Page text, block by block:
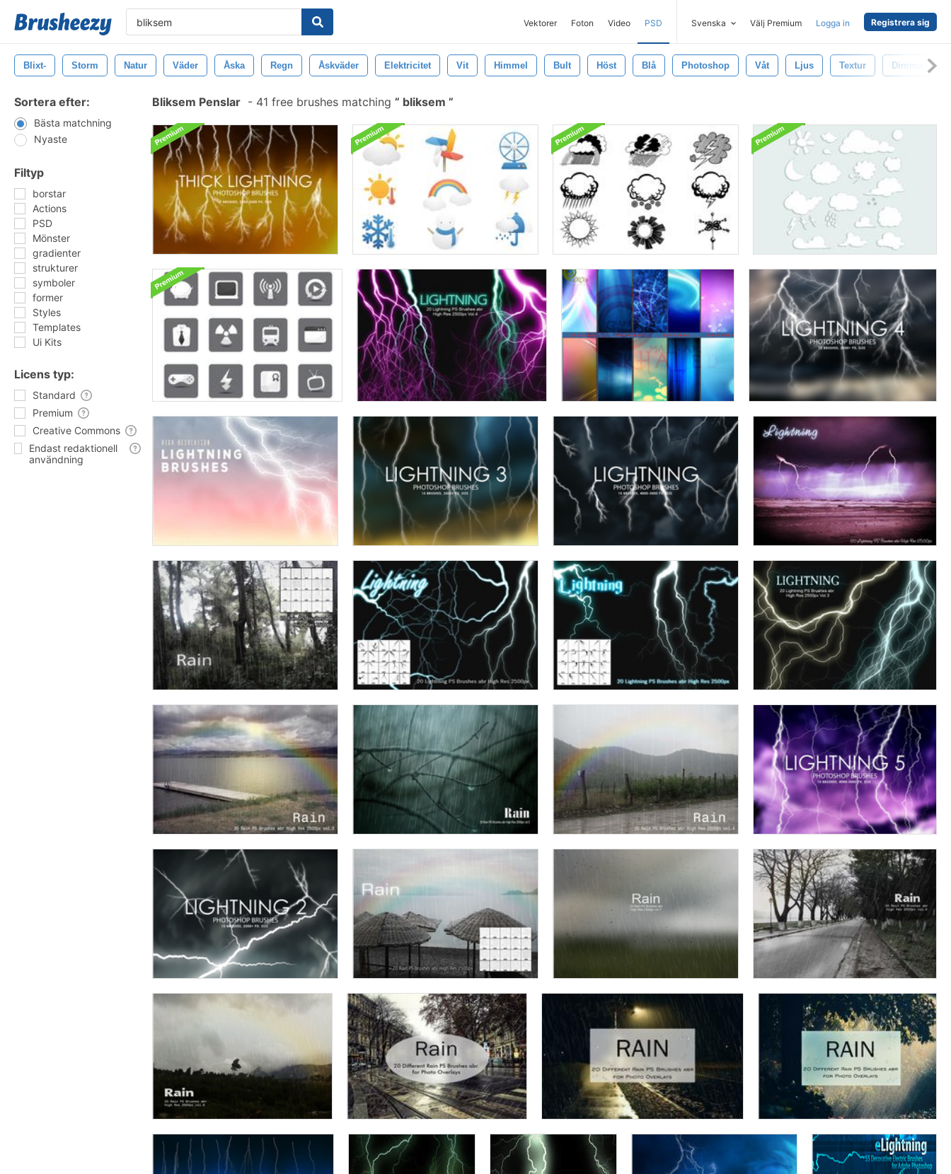
Vektorer Foton Video PSD Svenska Välj Premium Logga in Registrera sig
Blixt- Storm Natur Väder Åska Regn Åskväder Elektricitet Vit Himmel Bult Höst Blå Photoshop Våt Ljus Textur Dimma
Sortera efter:
Bästa matchning
Nyaste
Filtyp
borstar
Actions
PSD
Mönster
gradienter
strukturer
symboler
former
Styles
Templates
Ui Kits
Licens typ:
Standard
Premium
Creative Commons
Endast redaktionell
användning
Bliksem Penslar - 41 free brushes matching bliksem